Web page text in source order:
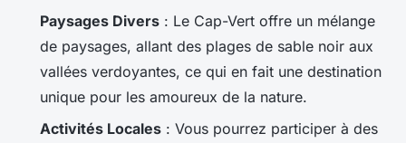
Paysages Divers : Le Cap-Vert offre un mélange
de paysages, allant des plages de sable noir aux
vallées verdoyantes, ce qui en fait une destination
unique pour les amoureux de la nature.
Activités Locales : Vous pourrez participer à des